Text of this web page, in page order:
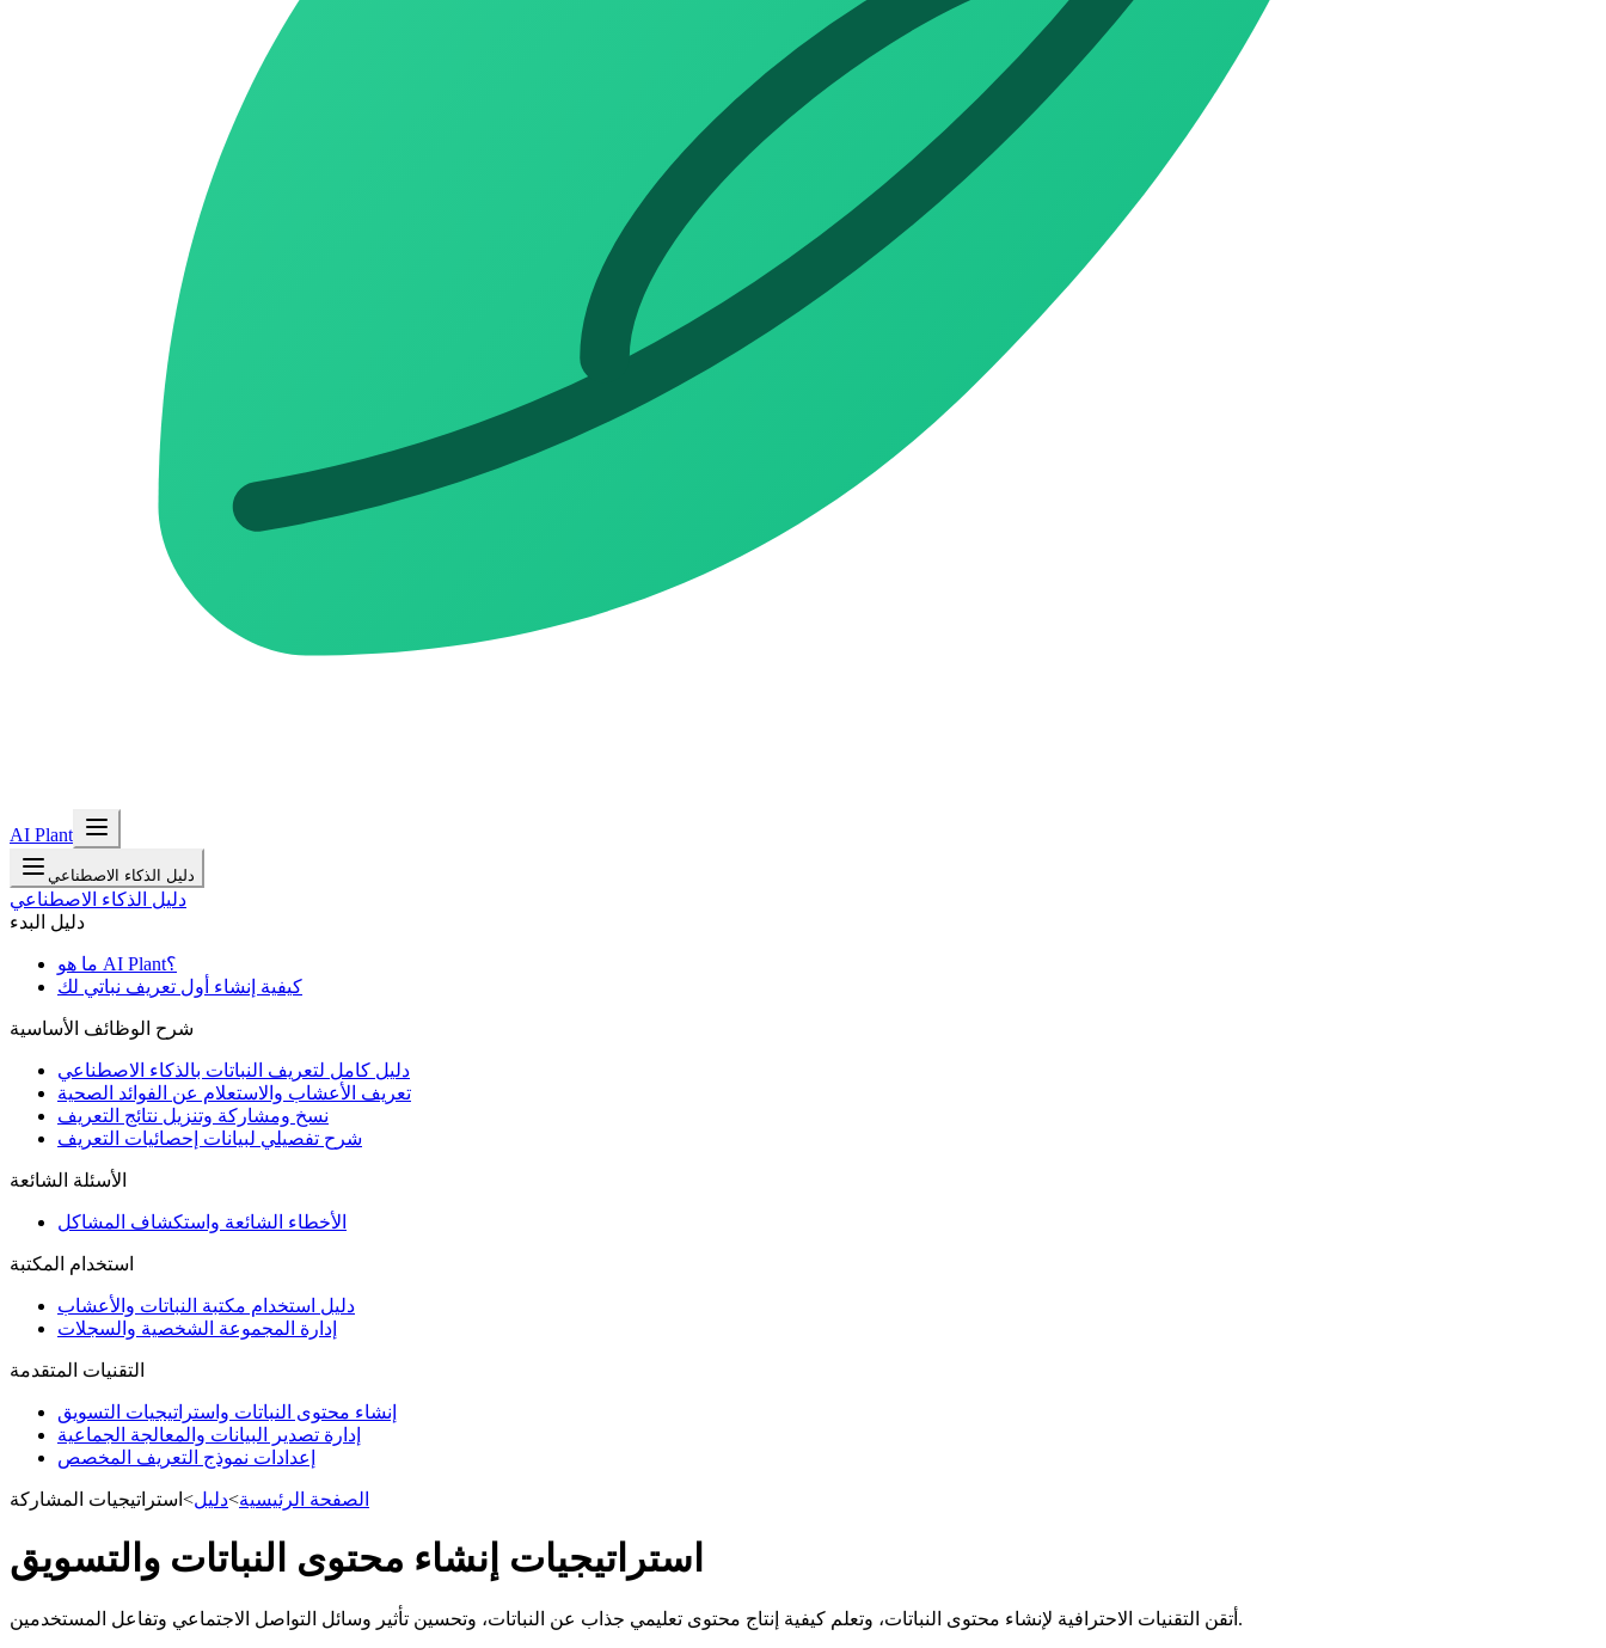
AI Plant
دليل الذكاء الاصطناعي
دليل الذكاء الاصطناعي
دليل البدء
ما هو AI Plant؟
كيفية إنشاء أول تعريف نباتي لك
شرح الوظائف الأساسية
دليل كامل لتعريف النباتات بالذكاء الاصطناعي
تعريف الأعشاب والاستعلام عن الفوائد الصحية
نسخ ومشاركة وتنزيل نتائج التعريف
شرح تفصيلي لبيانات إحصائيات التعريف
الأسئلة الشائعة
الأخطاء الشائعة واستكشاف المشاكل
استخدام المكتبة
دليل استخدام مكتبة النباتات والأعشاب
إدارة المجموعة الشخصية والسجلات
التقنيات المتقدمة
إنشاء محتوى النباتات واستراتيجيات التسويق
إدارة تصدير البيانات والمعالجة الجماعية
إعدادات نموذج التعريف المخصص
الصفحة الرئيسية>دليل> استراتيجيات المشاركة
استراتيجيات إنشاء محتوى النباتات والتسويق
أتقن التقنيات الاحترافية لإنشاء محتوى النباتات، وتعلم كيفية إنتاج محتوى تعليمي جذاب عن النباتات، وتحسين تأثير وسائل التواصل الاجتماعي وتفاعل المستخدمين.